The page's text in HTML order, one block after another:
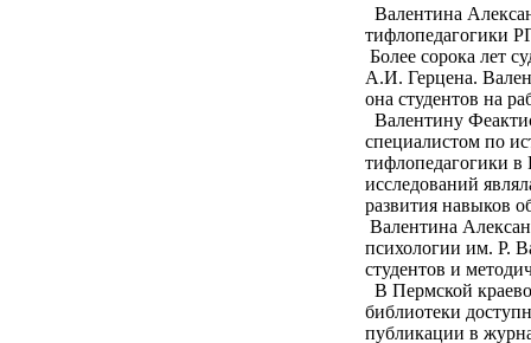
Валентина
тифлопедагогики
Более сорока лет
А.И. Герцена.
она студентов на
Валентину
специалистом по
тифлопедагогики
исследований
развития навыков
Валентина
психологии им. Р.
студентов и
В Пермской
библиотеки
публикации в